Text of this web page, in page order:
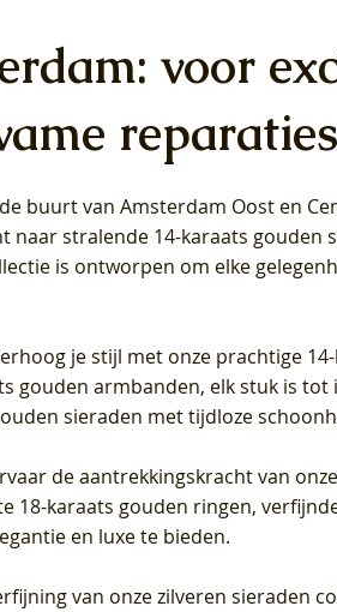
Diamonds Oorhangers
S - Geelgoud (14k) met Lab
Diamonds Ring LG1042Y –
(14k) met Lab grown
Diamonds Ring LG1044Y –
(14k) met Lab grown
voor
buurt van Amsterdam Oost en
naar stralende 14-karaats
is ontworpen om elke
je stijl met onze prachtige
gouden armbanden, elk stuk is
sieraden met tijdloze
de aantrekkingskracht van
18-karaats gouden ringen,
en luxe te bieden.
van onze zilveren sieraden